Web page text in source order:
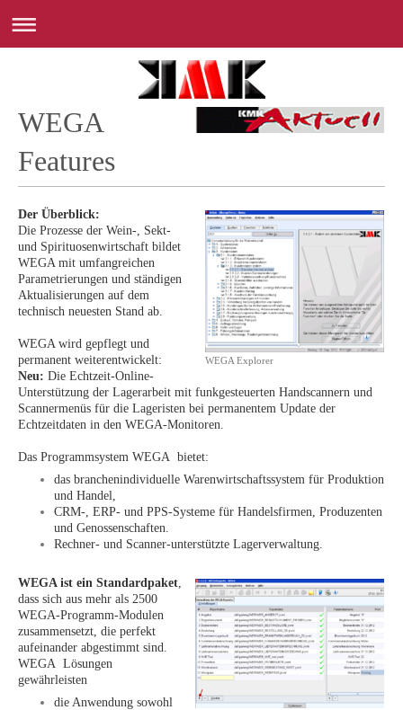
WEGA
Features
WEGA Explorer
Der Überblick:
Die Prozesse der Wein-, Sekt-
und Spirituosenwirtschaft bildet
WEGA mit umfangreichen
Parametrierungen und ständigen
Aktualisierungen auf dem
technisch neuesten Stand ab.
WEGA wird gepflegt und
permanent weiterentwickelt:
Neu: Die Echtzeit-Online-
Unterstützung der Lagerarbeit mit funkgesteuerten Handscannern und
Scannermenüs für die Lageristen bei permanentem Update der
Echtzeitdaten in den WEGA-Monitoren.
Das Programmsystem WEGA bietet:
das branchenindividuelle Warenwirtschaftssystem für Produktion
und Handel,
CRM-, ERP- und PPS-Systeme für Handelsfirmen, Produzenten
und Genossenschaften.
Rechner- und Scanner-unterstützte Lagerverwaltung.
WEGA ist ein Standardpaket,
dass sich aus mehr als 2500
WEGA-Programm-Modulen
zusammensetzt, die perfekt
aufeinander abgestimmt sind.
WEGA Lösungen
gewährleisten
die Anwendung sowohl